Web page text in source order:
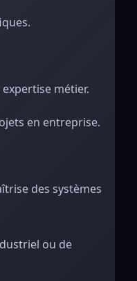
métier.
en entreprise.
des systèmes
ou de